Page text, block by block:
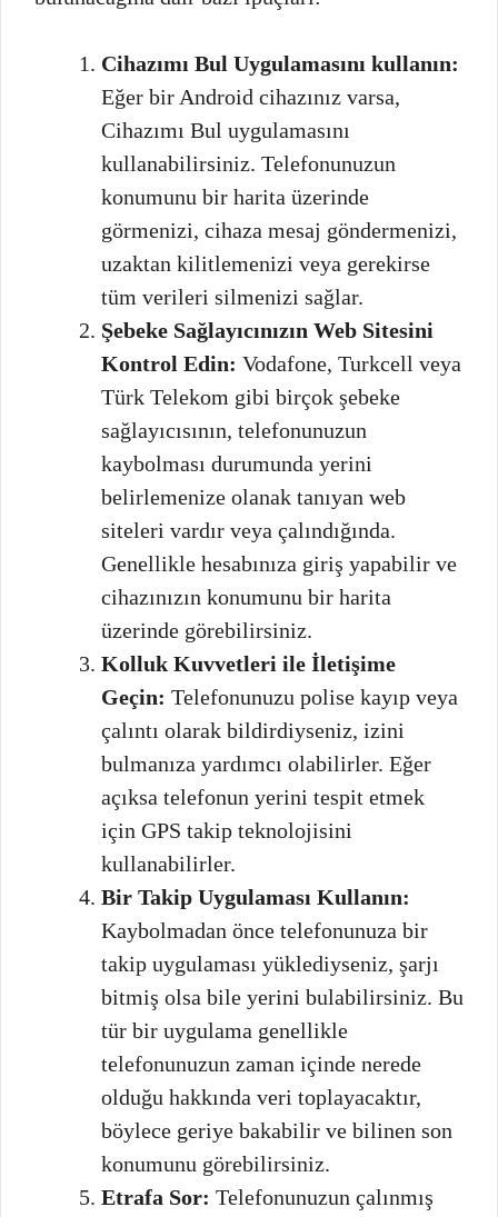
Cihazımı Bul Uygulamasını kullanın:
Eğer bir Android cihazınız varsa,
Cihazımı Bul uygulamasını
kullanabilirsiniz. Telefonunuzun
konumunu bir harita üzerinde
görmenizi, cihaza mesaj göndermenizi,
uzaktan kilitlemenizi veya gerekirse
tüm verileri silmenizi sağlar.
Şebeke Sağlayıcınızın Web Sitesini
Kontrol Edin: Vodafone, Turkcell veya
Türk Telekom gibi birçok şebeke
sağlayıcısının, telefonunuzun
kaybolması durumunda yerini
belirlemenize olanak tanıyan web
siteleri vardır veya çalındığında.
Genellikle hesabınıza giriş yapabilir ve
cihazınızın konumunu bir harita
üzerinde görebilirsiniz.
Kolluk Kuvvetleri ile İletişime
Geçin: Telefonunuzu polise kayıp veya
çalıntı olarak bildirdiyseniz, izini
bulmanıza yardımcı olabilirler. Eğer
açıksa telefonun yerini tespit etmek
için GPS takip teknolojisini
kullanabilirler.
Bir Takip Uygulaması Kullanın:
Kaybolmadan önce telefonunuza bir
takip uygulaması yüklediyseniz, şarjı
bitmiş olsa bile yerini bulabilirsiniz. Bu
tür bir uygulama genellikle
telefonunuzun zaman içinde nerede
olduğu hakkında veri toplayacaktır,
böylece geriye bakabilir ve bilinen son
konumunu görebilirsiniz.
Etrafa Sor: Telefonunuzun çalınmış